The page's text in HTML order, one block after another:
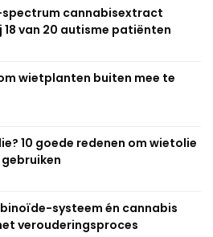
cannabisextract
van 20 autisme patiënten
wietplanten buiten mee te
10 goede redenen om wietolie
systeem én cannabis
verouderingsproces